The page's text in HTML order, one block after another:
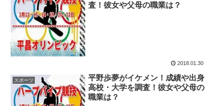
査！彼女や父母の職業は？
2018.01.30
スポーツ
平野歩夢がイケメン！成績や出身
高校・大学を調査！彼女や父母の
職業は？